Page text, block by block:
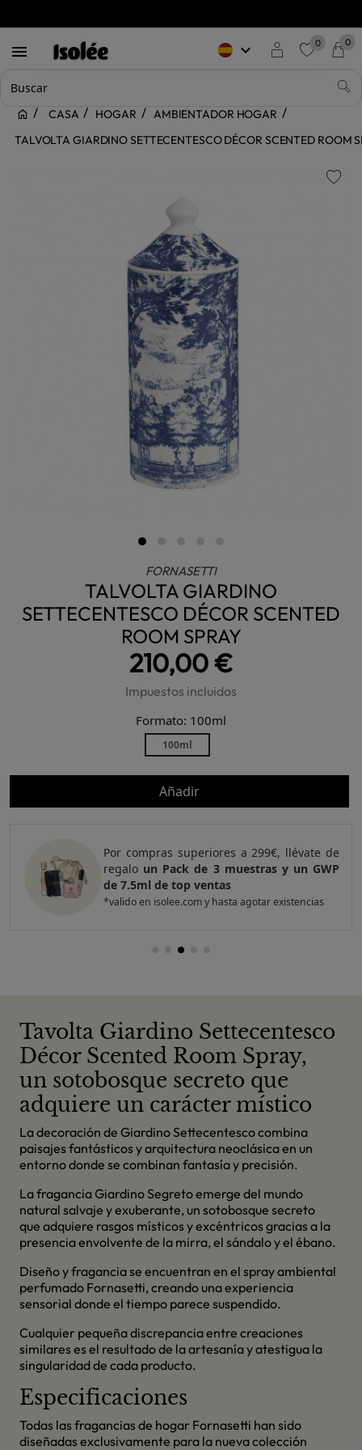
 keyboard_arrow_down 0 0
CASA HOGAR
AMBIENTADOR HOGAR
TALVOLTA GIARDINO SETTECENTESCO DÉCOR SCENTED ROOM
FORNASETTI
TALVOLTA GIARDINO
SETTECENTESCO DÉCOR SCENTED
ROOM SPRAY
210,00 €
Impuestos incluidos
Formato: 100ml
100ml
Añadir
Por compras superiores a 299€, llévate de
regaloun Pack de 3 muestras y un GWP
de 7.5ml de top ventas
*valido en isolee.com y hasta agotar existencias
Tavolta Giardino Settecentesco
Décor Scented Room Spray,
un sotobosque secreto que
adquiere un carácter místico
La decoración de Giardino Settecentesco combina
paisajes fantásticos y arquitectura neoclásica en un
entorno donde se combinan fantasía y precisión.
La fragancia Giardino Segreto emerge del mundo
natural salvaje y exuberante, un sotobosque secreto
que adquiere rasgos místicos y excéntricos gracias a la
presencia envolvente de la mirra, el sándalo y el ébano.
Diseño y fragancia se encuentran en el spray ambiental
perfumado Fornasetti, creando una experiencia
sensorial donde el tiempo parece suspendido.
Cualquier pequeña discrepancia entre creaciones
similares es el resultado de la artesanía y atestigua la
singularidad de cada producto.
Especificaciones
Todas las fragancias de hogar Fornasetti han sido
diseñadas exclusivamente para la nueva colección